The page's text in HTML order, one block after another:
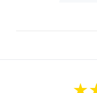
Farbe: Grau und schwarz